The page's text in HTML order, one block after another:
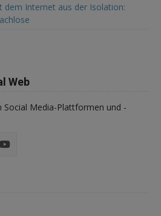
dem Internet aus der Isolation:
Web
Social Media-Plattformen und -